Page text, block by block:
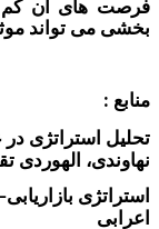
آن کم است،
تواند موثر واقع
در عصر
الهوردی تقوی
بازاریابی –اورویل